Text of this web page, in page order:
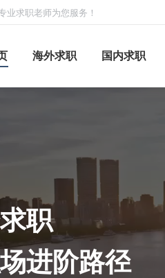
业求职老师为您服务！
海外求职 国内求职
职
进阶路径